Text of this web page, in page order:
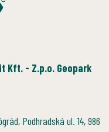
Kft. - Z.p.o. Geopark
Podhradská ul. 14, 986